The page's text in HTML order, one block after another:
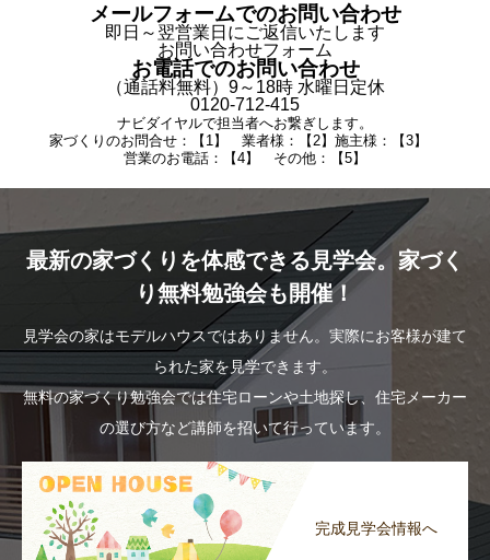
メールフォームでのお問い合わせ
即日～翌営業日にご返信いたします
お問い合わせフォーム
お電話でのお問い合わせ
（通話料無料）9～18時 水曜日定休
0120-712-415
ナビダイヤルで担当者へお繋ぎします。
家づくりのお問合せ：【1】 業者様：【2】施主様：【3】
営業のお電話：【4】 その他：【5】
最新の家づくりを体感できる見学会。家づく
り無料勉強会も開催！
見学会の家はモデルハウスではありません。実際にお客様が建て
られた家を見学できます。
無料の家づくり勉強会では住宅ローンや土地探し、住宅メーカー
の選び方など講師を招いて行っています。
完成見学会情報へ